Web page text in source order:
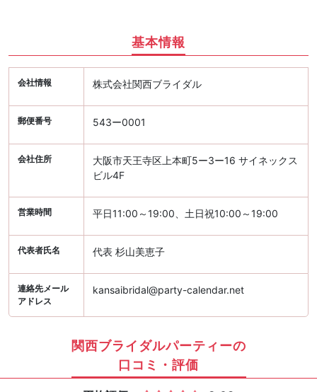
基本情報
会社情報 株式会社関西ブライダル
郵便番号 543ー0001
会社住所
大阪市天王寺区上本町5ー3ー16 サイネックス
ビル4F
営業時間 平日11:00～19:00、土日祝10:00～19:00
代表者氏名 代表 杉山美恵子
連絡先メール
アドレス
kansaibridal@party-calendar.net
関西ブライダルパーティーの
口コミ・評価